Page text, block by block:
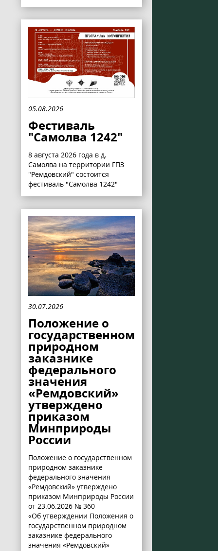
05.08.2026
Фестиваль
"Самолва 1242"
8 августа 2026 года в д.
Самолва на территории ГПЗ
"Ремдовский" состоится
фестиваль "Самолва 1242"
30.07.2026
Положение о
государственном
природном
заказнике
федерального
значения
«Ремдовский»
утверждено
приказом
Минприроды
России
Положение о государственном
природном заказнике
федерального значения
«Ремдовский» утверждено
приказом Минприроды России
от 23.06.2026 № 360
«Об утверждении Положения о
государственном природном
заказнике федерального
значения «Ремдовский»